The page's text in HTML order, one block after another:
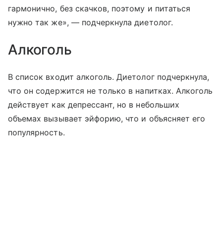
гармонично, без скачков, поэтому и питаться
нужно так же», — подчеркнула диетолог.
Алкоголь
В список входит алкоголь. Диетолог подчеркнула,
что он содержится не только в напитках. Алкоголь
действует как депрессант, но в небольших
объемах вызывает эйфорию, что и объясняет его
популярность.